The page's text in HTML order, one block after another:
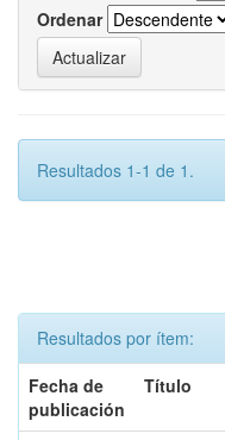
Ordenar
Resultados 1-1 de 1.
Resultados por ítem:
Fecha de
publicación
Título